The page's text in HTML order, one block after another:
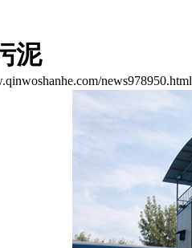
泥
news978950.html